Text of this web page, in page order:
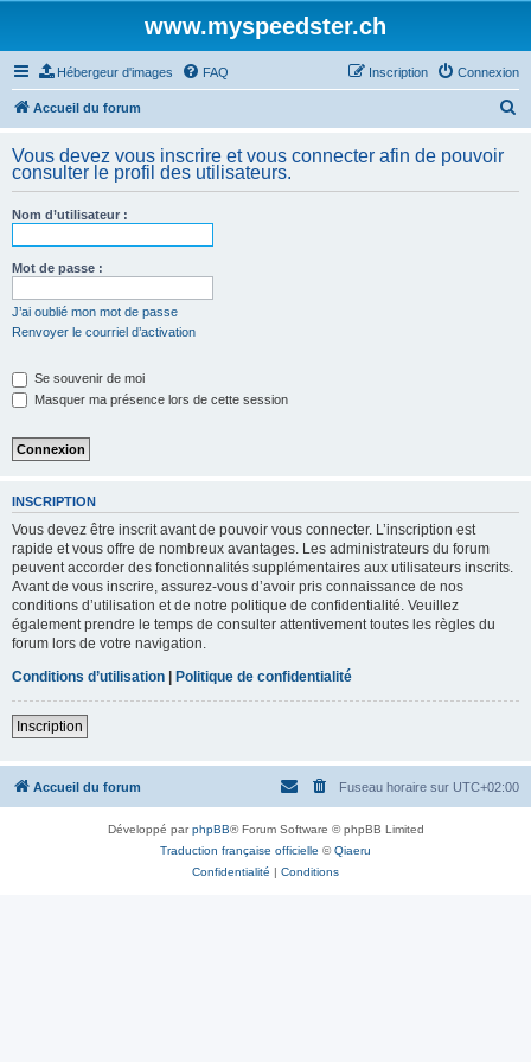
www.myspeedster.ch
Hébergeur d'images FAQ Connexion
Inscription
Accueil du forum
h
Vous devez vous inscrire et vous connecter afin de pouvoir
consulter le profil des utilisateurs.
Nom d’utilisateur :
Mot de passe :
J’ai oublié mon mot de passe
Renvoyer le courriel d’activation
Se souvenir de moi
Masquer ma présence lors de cette session
INSCRIPTION
Vous devez être inscrit avant de pouvoir vous connecter. L’inscription est
rapide et vous offre de nombreux avantages. Les administrateurs du forum
peuvent accorder des fonctionnalités supplémentaires aux utilisateurs inscrits.
Avant de vous inscrire, assurez-vous d’avoir pris connaissance de nos
conditions d’utilisation et de notre politique de confidentialité. Veuillez
également prendre le temps de consulter attentivement toutes les règles du
forum lors de votre navigation.
Conditions d’utilisation | Politique de confidentialité
Inscription
Accueil du forum Fuseau horaire sur UTC+02:00
Développé parphpBB® Forum Software © phpBB Limited
Traduction française officielle ©Qiaeru
Confidentialité | Conditions